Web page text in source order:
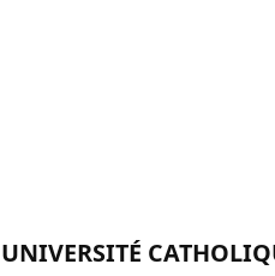
UNIVERSITÉ